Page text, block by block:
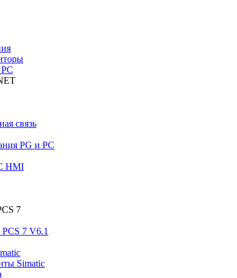
связь
PG и PC
HMI
7
7 V6.1
Simatic